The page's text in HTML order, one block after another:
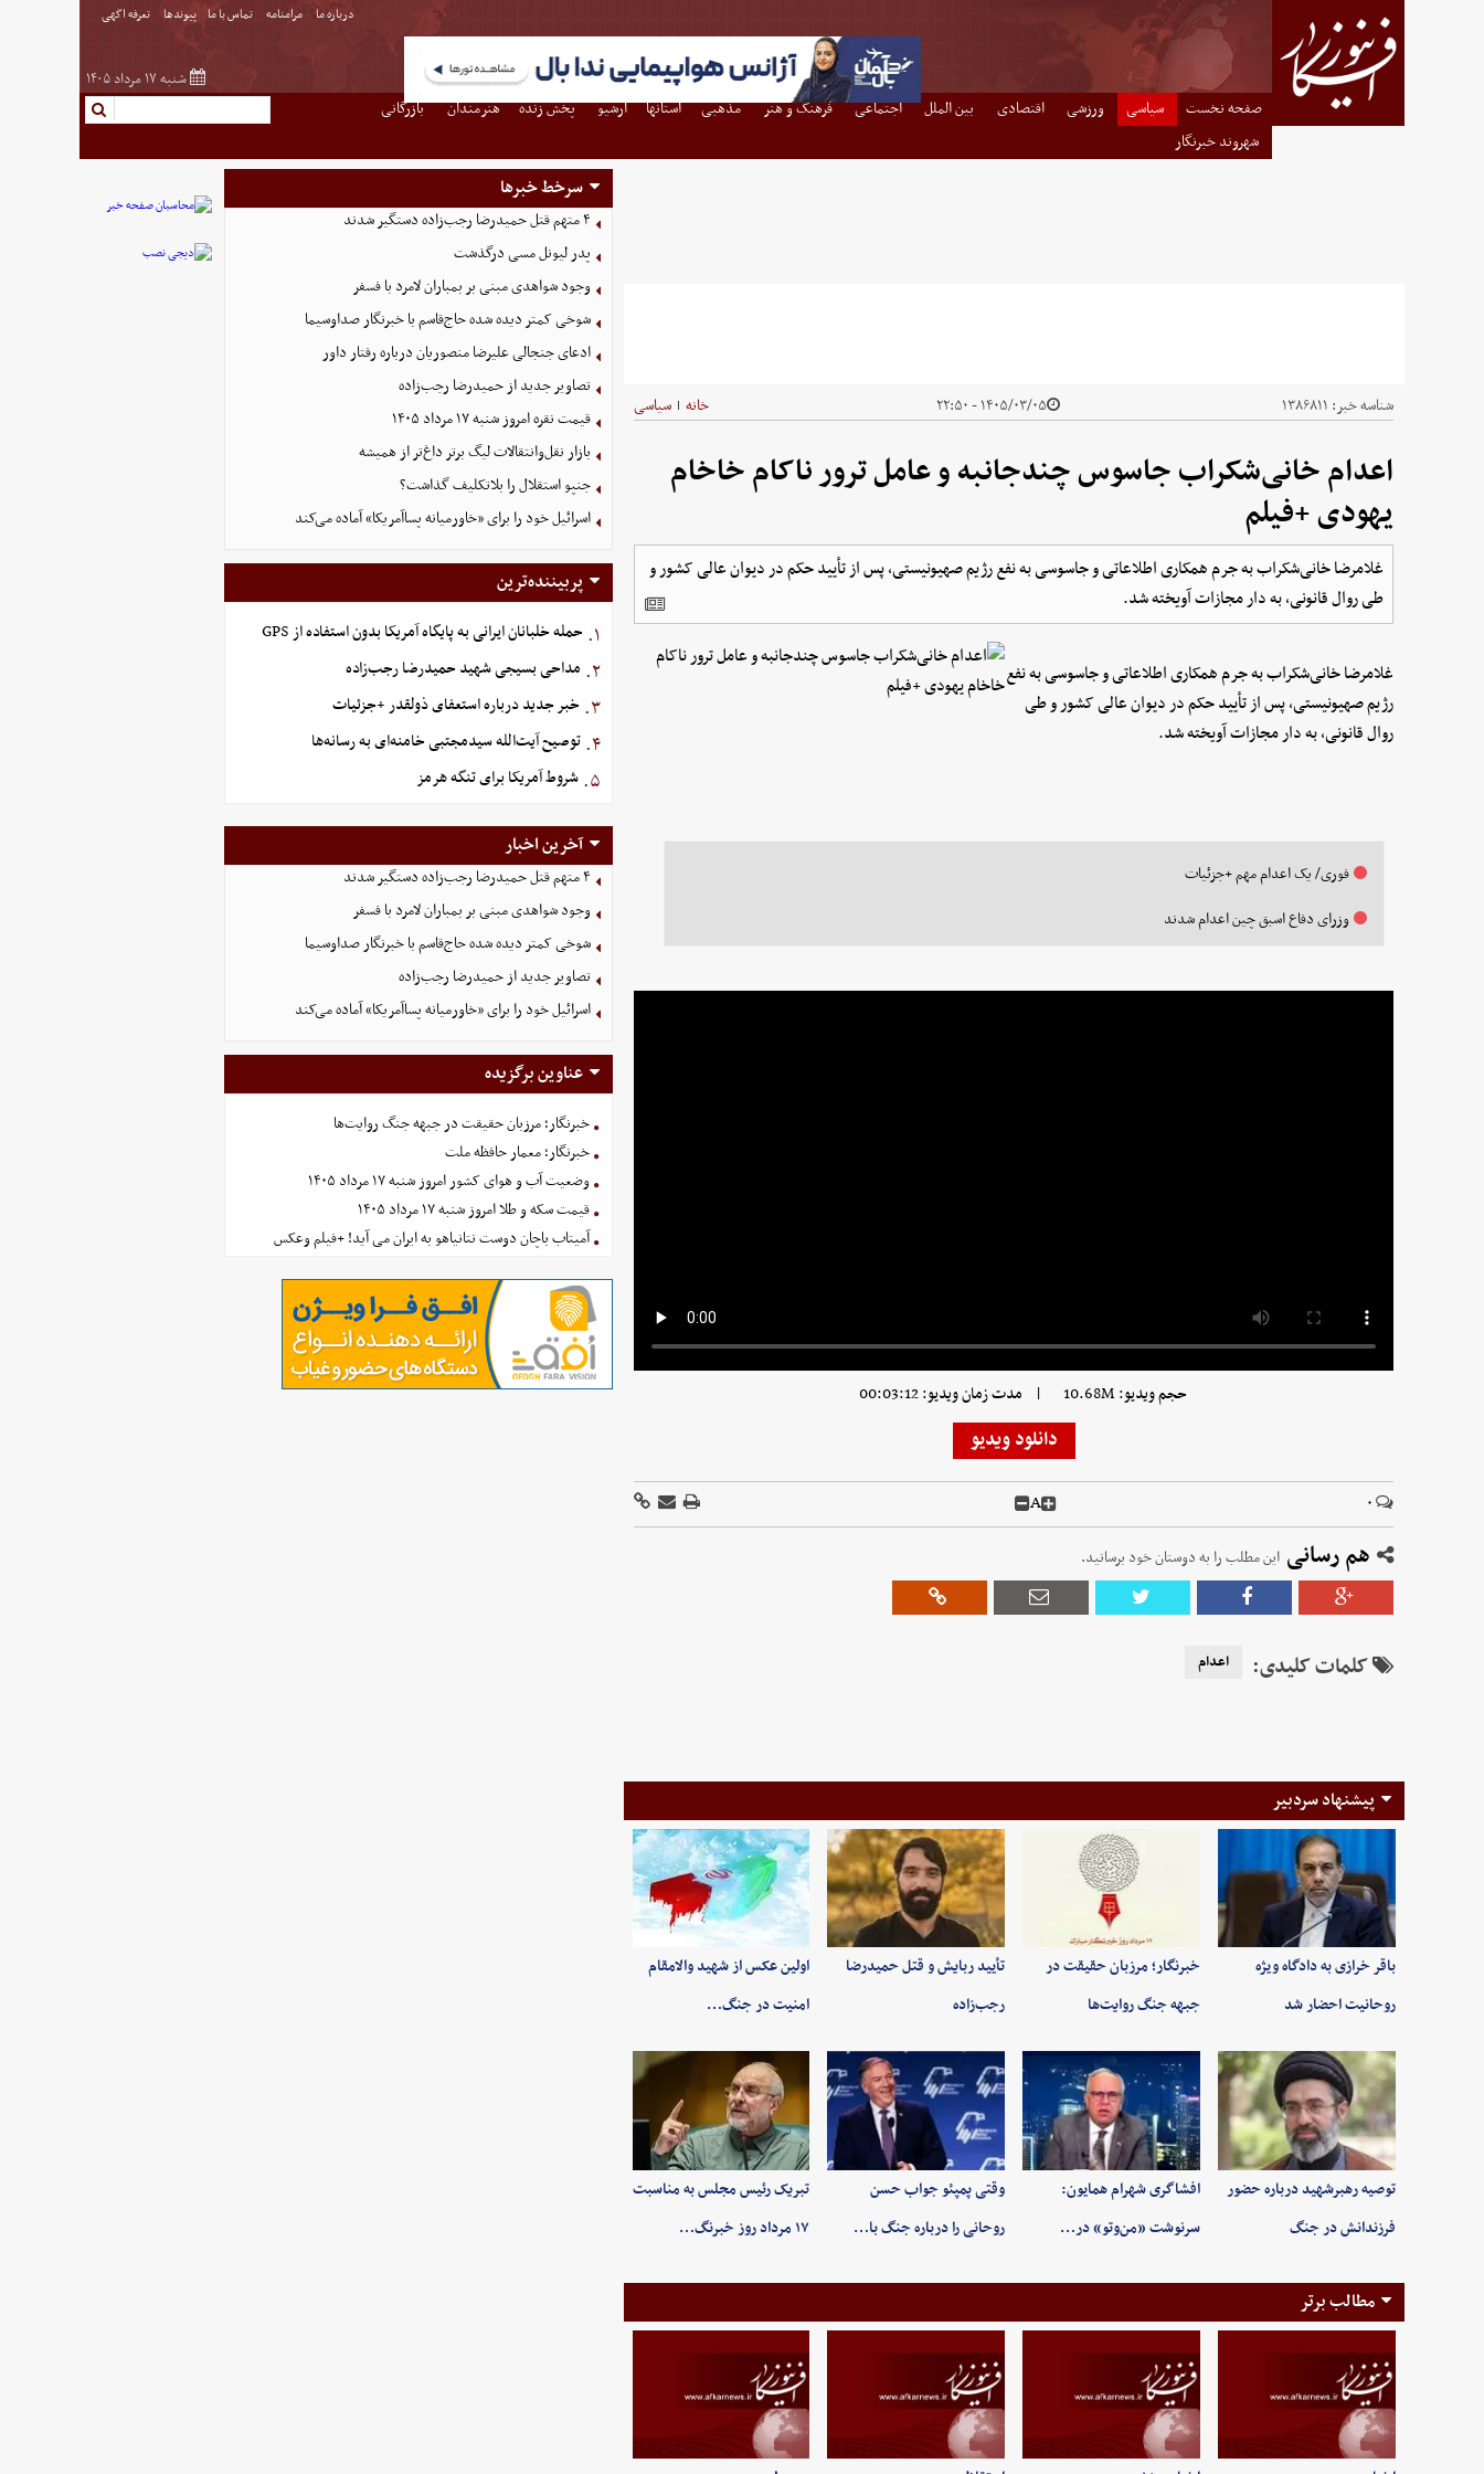
درباره ما مرامنامه تماس با ما پیوندها تعرفه اگهی
شنبه ۱۷ مرداد ۱۴۰۵
صفحه نخست سیاسی ورزشی اقتصادی بین الملل اجتماعی فرهنگ و هنر مذهبی استانها آرشیو پخش زنده هنرمندان
بازرگانی
شهروند خبرنگار
شناسه خبر: ۱۳۸۶۸۱۱ ۱۴۰۵/۰۳/۰۵ - ۲۲:۵۰ خانه | سیاسی
اعدام خانی‌شکراب جاسوس چندجانبه و عامل ترور ناکام خاخام
یهودی +فیلم
غلامرضا خانی‌شکراب به جرم همکاری اطلاعاتی و جاسوسی به نفع رژیم صهیونیستی، پس از تأیید حکم در دیوان عالی کشور و
طی روال قانونی، به دار مجازات آویخته شد.
غلامرضا خانی‌شکراب به جرم همکاری اطلاعاتی و جاسوسی به نفع
رژیم صهیونیستی، پس از تأیید حکم در دیوان عالی کشور و طی
روال قانونی، به دار مجازات آویخته شد.
فوری/ یک اعدام مهم +جزئیات
وزرای دفاع اسبق چین اعدام شدند
حجم ویدیو: 10.68M | مدت زمان ویدیو: 00:03:12
دانلود ویدیو
۰ A
هم رسانی این مطلب را به دوستان خود برسانید.
کلمات کلیدی: اعدام
پیشنهاد سردبیر
باقر خرازی به دادگاه ویژه
روحانیت احضار شد
خبرنگار؛ مرزبان حقیقت در
جبهه جنگ روایت‌ها
تأیید ربایش و قتل حمیدرضا
رجب‌زاده
اولین عکس از شهید والامقام
امنیت در جنگ…
توصیه رهبرشهید درباره حضور
فرزندانش در جنگ
افشاگری شهرام همایون:
سرنوشت «من‌وتو» در…
وقتی پمپئو جواب حسن
روحانی را درباره جنگ با…
تبریک رئیس مجلس به مناسبت
۱۷ مرداد روز خبرنگ…
مطالب برتر
سرخط خبرها
۴ متهم قتل حمیدرضا رجب‌زاده دستگیر شدند
پدر لیونل مسی درگذشت
وجود شواهدی مبنی بر بمباران لامرد با فسفر
شوخی کمتر دیده شده حاج‌قاسم با خبرنگار صداوسیما
ادعای جنجالی علیرضا منصوریان درباره رفتار داور
تصاویر جدید از حمیدرضا رجب‌زاده
قیمت نقره امروز شنبه ۱۷ مرداد ۱۴۰۵
بازار نقل‌وانتقالات لیگ برتر داغ‌تر از همیشه
جنپو استقلال را بلاتکلیف گذاشت؟
اسرائیل خود را برای «خاورمیانه پساآمریکا» آماده می‌کند
پربیننده‌ترین
۱. حمله خلبانان ایرانی به پایگاه آمریکا بدون استفاده از GPS
۲. مداحی بسیجی شهید حمیدرضا رجب‌زاده
۳. خبر جدید درباره استعفای ذولقدر +جزئیات
۴. توصیح آیت‌الله سیدمجتبی خامنه‌ای به رسانه‌ها
۵. شروط آمریکا برای تنگه هرمز
آخرین اخبار
۴ متهم قتل حمیدرضا رجب‌زاده دستگیر شدند
وجود شواهدی مبنی بر بمباران لامرد با فسفر
شوخی کمتر دیده شده حاج‌قاسم با خبرنگار صداوسیما
تصاویر جدید از حمیدرضا رجب‌زاده
اسرائیل خود را برای «خاورمیانه پساآمریکا» آماده می‌کند
عناوین برگزیده
خبرنگار؛ مرزبان حقیقت در جبهه جنگ روایت‌ها
خبرنگار؛ معمار حافظه ملت
وضعیت آب و هوای کشور امروز شنبه ۱۷ مرداد ۱۴۰۵
قیمت سکه و طلا امروز شنبه ۱۷ مرداد ۱۴۰۵
آمیتاب باچان دوست نتانیاهو به ایران می آید! +فیلم وعکس